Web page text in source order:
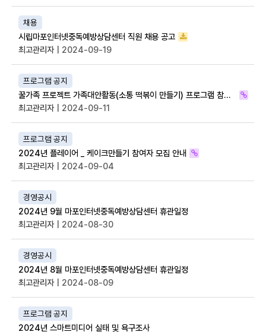
채용
시립마포인터넷중독예방상담센터 직원 채용 공고
최고관리자 | 2024-09-19
프로그램 공지
꿀가족 프로젝트 가족대안활동(소통 떡볶이 만들기) 프로그램 참여자 모집
최고관리자 | 2024-09-11
프로그램 공지
2024년 플레이어 _ 케이크만들기 참여자 모집 안내
최고관리자 | 2024-09-04
경영공시
2024년 9월 마포인터넷중독예방상담센터 휴관일정
최고관리자 | 2024-08-30
경영공시
2024년 8월 마포인터넷중독예방상담센터 휴관일정
최고관리자 | 2024-08-09
프로그램 공지
2024년 스마트미디어 실태 및 욕구조사